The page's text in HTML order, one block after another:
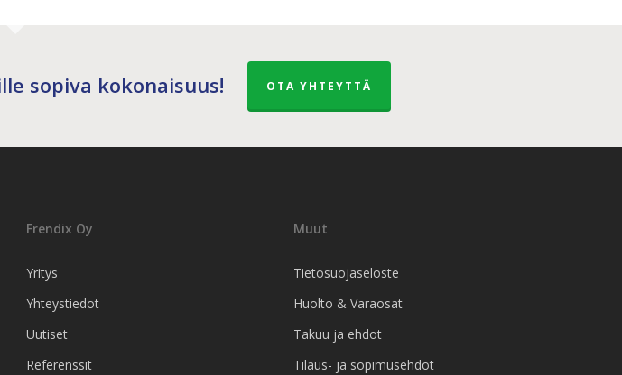
sopiva kokonaisuus! OTA YHTEYTTÄ
Frendix Oy
Yritys
Yhteystiedot
Uutiset
Referenssit
Muut
Tietosuojaseloste
Huolto & Varaosat
Takuu ja ehdot
Tilaus- ja sopimusehdot